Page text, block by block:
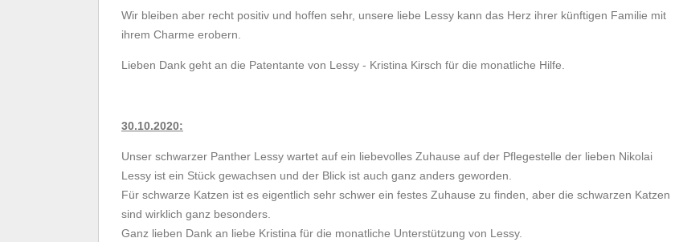
Wir bleiben aber recht positiv und hoffen sehr, unsere liebe Lessy kann das Herz ihrer künftigen Familie mit
ihrem Charme erobern.
Lieben Dank geht an die Patentante von Lessy - Kristina Kirsch für die monatliche Hilfe.
30.10.2020:
Unser schwarzer Panther Lessy wartet auf ein liebevolles Zuhause auf der Pflegestelle der lieben Nikolai
Lessy ist ein Stück gewachsen und der Blick ist auch ganz anders geworden.
Für schwarze Katzen ist es eigentlich sehr schwer ein festes Zuhause zu finden, aber die schwarzen Katzen
sind wirklich ganz besonders.
Ganz lieben Dank an liebe Kristina für die monatliche Unterstützung von Lessy.